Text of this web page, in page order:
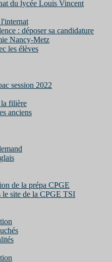
du lycée Louis Vincent
: déposer sa candidature
Nancy-Metz
les élèves
session 2022
la filière
anciens
de la prépa CPGE
le site de la CPGE TSI